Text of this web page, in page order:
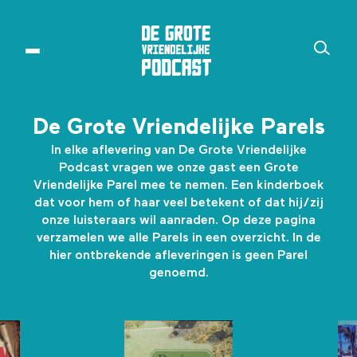
De Grote Vriendelijke Parels
In elke aflevering van De Grote Vriendelijke
Podcast vragen we onze gast een Grote
Vriendelijke Parel mee te nemen. Een kinderboek
dat voor hem of haar veel betekent of dat hij/zij
onze luisteraars wil aanraden. Op deze pagina
verzamelen we alle Parels in een overzicht. In de
hier ontbrekende afleveringen is geen Parel
genoemd.